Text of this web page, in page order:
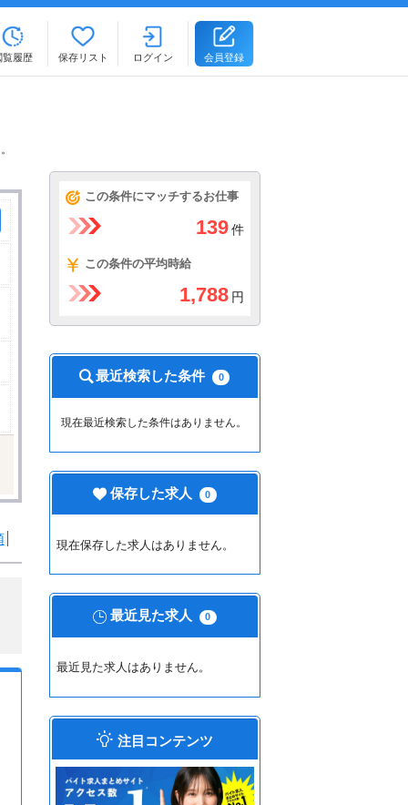
覧履歴 保存リスト ログイン 会員登録
この条件にマッチするお仕事
139 件
この条件の平均時給
1,788 円
最近検索した条件 0
現在最近検索した条件はありません。
保存した求人 0
現在保存した求人はありません。
最近見た求人 0
最近見た求人はありません。
注目コンテンツ